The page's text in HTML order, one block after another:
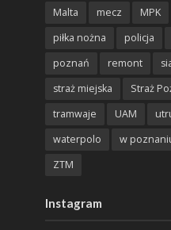
Malta
mecz MPK
piłka nożna
policja
poznań
remont
straż miejska
Straż
tramwaje
UAM
waterpolo
w
ZTM
Instagram